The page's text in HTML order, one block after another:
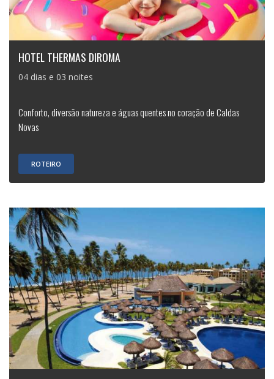
HOTEL THERMAS DIROMA
04 dias e 03 noites
Conforto, diversão natureza e águas quentes no coração de Caldas
Novas
ROTEIRO